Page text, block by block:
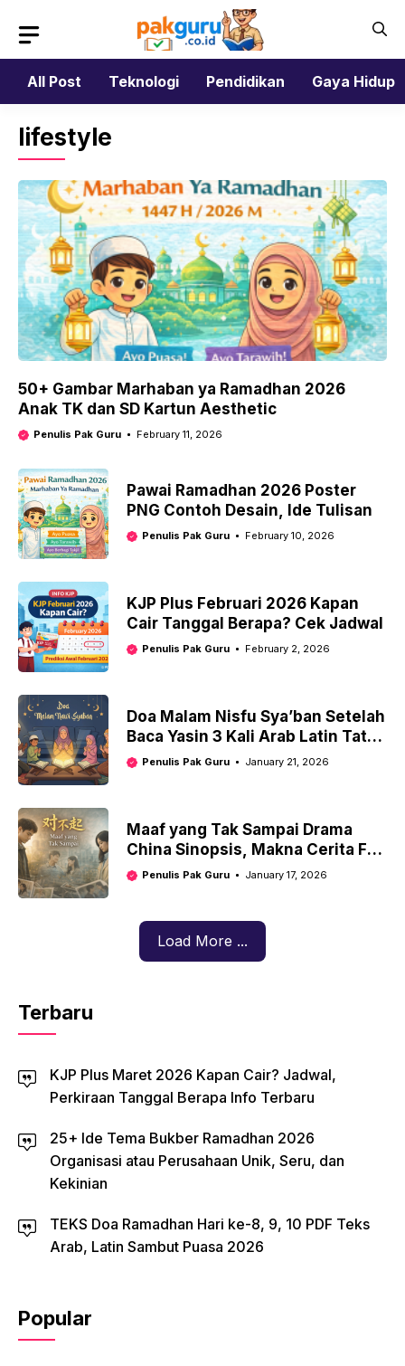
content
All Post
Teknologi Pendidikan Gaya Hidup
lifestyle
50+ Gambar Marhaban ya Ramadhan 2026
Anak TK dan SD Kartun Aesthetic
Penulis Pak Guru February 11, 2026
Pawai Ramadhan 2026 Poster
PNG Contoh Desain, Ide Tulisan
Penulis Pak Guru February 10, 2026
KJP Plus Februari 2026 Kapan
Cair Tanggal Berapa? Cek Jadwal
Penulis Pak Guru February 2, 2026
Doa Malam Nisfu Sya’ban Setelah
Baca Yasin 3 Kali Arab Latin Tata
CaraPenulis Pak Guru January 21, 2026
Maaf yang Tak Sampai Drama
China Sinopsis, Makna Cerita Full
Episode
Penulis Pak Guru January 17, 2026
Load More ...
Terbaru
KJP Plus Maret 2026 Kapan Cair? Jadwal,
Perkiraan Tanggal Berapa Info Terbaru
25+ Ide Tema Bukber Ramadhan 2026
Organisasi atau Perusahaan Unik, Seru, dan
Kekinian
TEKS Doa Ramadhan Hari ke-8, 9, 10 PDF Teks
Arab, Latin Sambut Puasa 2026
Popular